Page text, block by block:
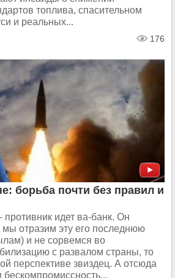
топлива, спасительном
и реальных...
176
борьба почти без правил и
идет ва-банк. Он
мы отразим эту его последнюю
и не сорвемся во
с развалом страны, то
перспективе звиздец. А отсюда
бескомпромиссность...